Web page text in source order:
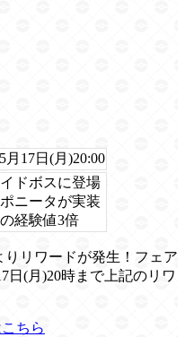
月17日(月)20:00
ドボスに登場
ニータが実装
経験値3倍
リワードが発生！フェア
日(月)20時まで上記のリワ
ちら